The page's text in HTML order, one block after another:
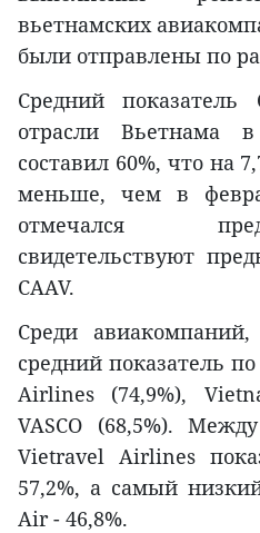
вьетнамских
были отправлены по
Средний
отрасли Вьетнама
составил 60%, что на
меньше, чем в
отмечался
свидетельствуют
CAAV.
Среди
средний показатель
Airlines (74,9%),
VASCO (68,5%).
Vietravel Airlines
57,2%, а самый
Air - 46,8%.